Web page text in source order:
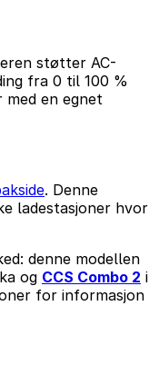
støtter AC-
fra 0 til 100 %
en egnet
. Denne
ladestasjoner hvor
denne modellen
og CCS Combo 2 i
for informasjon